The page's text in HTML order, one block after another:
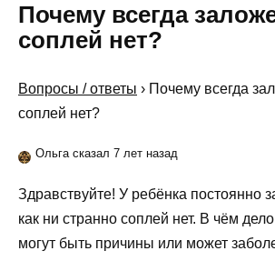
Почему всегда
соплей нет?
Вопросы / ответы › Почему всегда
соплей нет?
Ольга сказал 7 лет назад
Здравствуйте! У ребёнка постоянно
как ни странно соплей нет. В чём
могут быть причины или может